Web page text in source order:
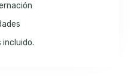
incluido.